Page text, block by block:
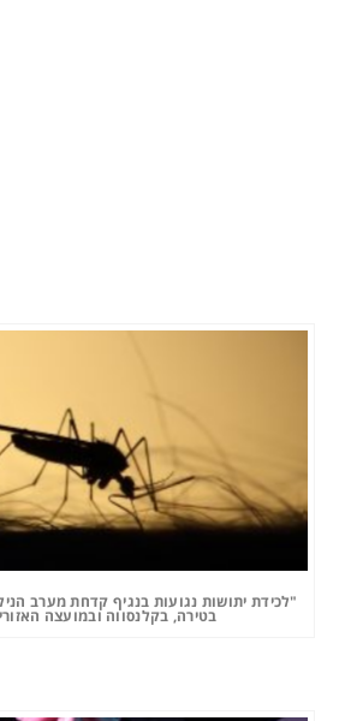
"לכידת יתושות נגועות בנגיף קדחת מערב
בטירה, בקלנסווה ובמועצה